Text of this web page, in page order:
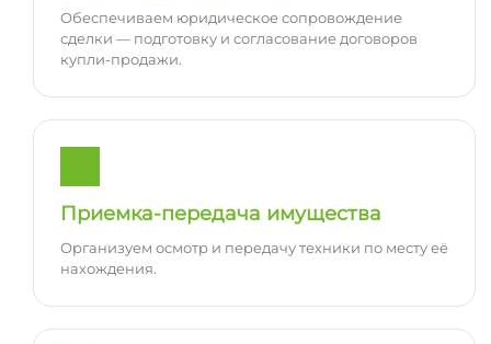
Обеспечиваем юридическое сопровождение
сделки — подготовку и согласование договоров
купли-продажи.
Приемка-передача имущества
Организуем осмотр и передачу техники по месту её
нахождения.